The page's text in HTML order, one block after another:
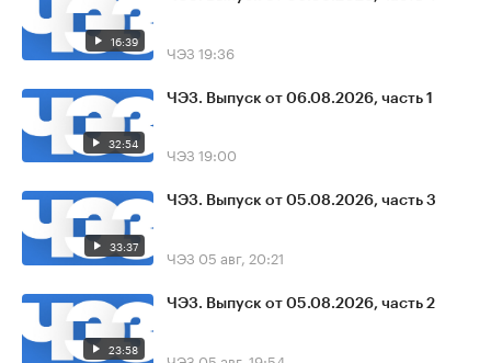
16:39 ЧЭЗ 19:36
32:54
ЧЭЗ. Выпуск от 06.08.2026, часть 1
ЧЭЗ 19:00
33:37
ЧЭЗ. Выпуск от 05.08.2026, часть 3
ЧЭЗ 05 авг, 20:21
23:58
ЧЭЗ. Выпуск от 05.08.2026, часть 2